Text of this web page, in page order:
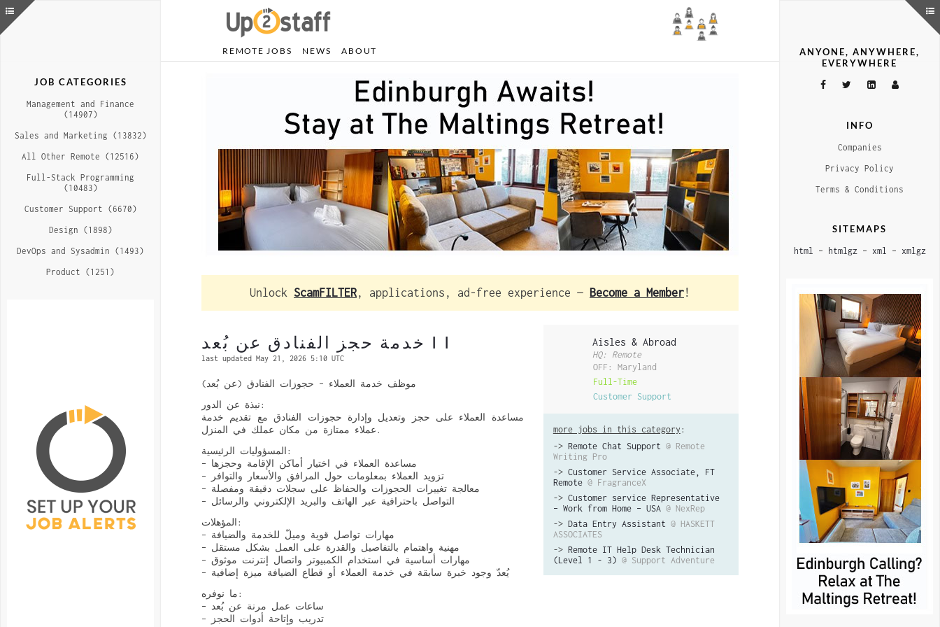
REMOTE JOBS NEWS ABOUT
Unlock ScamFILTER, applications, ad-free experience — Become a Member!
خدمة حجز الفنادق عن بُعد I I
last updated May 21, 2026 5:10 UTC
Aisles & Abroad
HQ: Remote
OFF: Maryland
Full-Time
Customer Support
more jobs in this category :
-> Remote Chat Support @ Remote
Writing Pro
-> Customer Service Associate, FT
Remote @ FragranceX
-> Customer service Representative
– Work from Home – USA @ NexRep
-> Data Entry Assistant @ HASKETT
ASSOCIATES
-> Remote IT Help Desk Technician
(Level 1 - 3) @ Support Adventure
موظف خدمة العملاء – حجوزات الفنادق (عن بُعد)
نبذة عن الدور:
مساعدة العملاء على حجز وتعديل وإدارة حجوزات الفنادق مع تقديم خدمة
عملاء ممتازة من مكان عملك في المنزل.
المسؤوليات الرئيسية:
– مساعدة العملاء في اختيار أماكن الإقامة وحجزها
– تزويد العملاء بمعلومات حول المرافق والأسعار والتوافر
– معالجة تغييرات الحجوزات والحفاظ على سجلات دقيقة ومفصلة
– التواصل باحترافية عبر الهاتف والبريد الإلكتروني والرسائل
المؤهلات:
– مهارات تواصل قوية وميلّ للخدمة والضيافة
– مهنية واهتمام بالتفاصيل والقدرة على العمل بشكل مستقل
– مهارات أساسية في استخدام الكمبيوتر واتصال إنترنت موثوق
– يُعدّ وجود خبرة سابقة في خدمة العملاء أو قطاع الضيافة ميزة إضافية
ما نوفره:
– ساعات عمل مرنة عن بُعد
– تدريب وإتاحة أدوات الحجز
ANYONE, ANYWHERE,
EVERYWHERE
INFO
Companies
Privacy Policy
Terms & Conditions
SITEMAPS
html – htmlgz– xml – xmlgz
JOB CATEGORIES
Management and Finance
(14907)
Sales and Marketing (13832)
All Other Remote (12516)
Full-Stack Programming
(10483)
Customer Support (6670)
Design (1898)
DevOps and Sysadmin (1493)
Product (1251)